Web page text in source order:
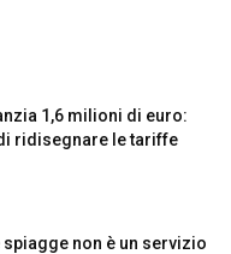
1,6 milioni di euro:
ridisegnare le tariffe
spiagge non è un servizio